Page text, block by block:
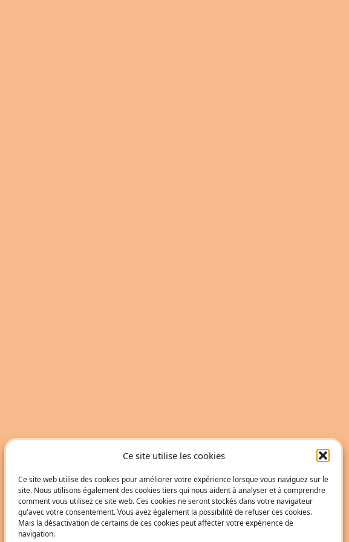
Ce site utilise les cookies
Ce site web utilise des cookies pour améliorer votre expérience lorsque vous naviguez sur le
site. Nous utilisons également des cookies tiers qui nous aident à analyser et à comprendre
comment vous utilisez ce site web. Ces cookies ne seront stockés dans votre navigateur
qu'avec votre consentement. Vous avez également la possibilité de refuser ces cookies.
Mais la désactivation de certains de ces cookies peut affecter votre expérience de
navigation.